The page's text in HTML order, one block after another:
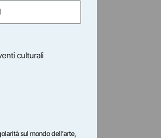
culturali
sul mondo dell'arte,